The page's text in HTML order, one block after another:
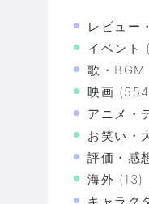
レビュー
イベント
歌・BGM
映画
アニメ・
お笑い・
評価・感
海外 (13)
キャラク